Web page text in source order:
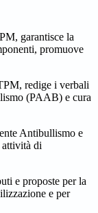
garantisce la
promuove
redige i verbali
(PAAB) e cura
Antibullismo e
di
e proposte per la
e per